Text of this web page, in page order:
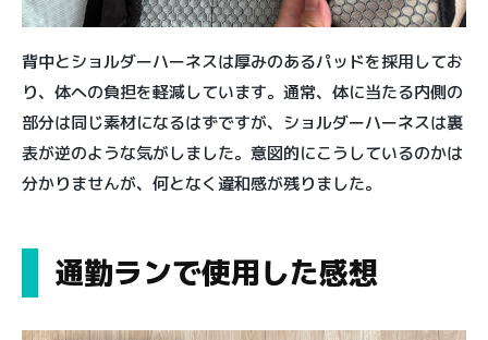
背中とショルダーハーネスは厚みのあるパッドを採用してお
り、体への負担を軽減しています。通常、体に当たる内側の
部分は同じ素材になるはずですが、ショルダーハーネスは裏
表が逆のような気がしました。意図的にこうしているのかは
分かりませんが、何となく違和感が残りました。
通勤ランで使用した感想